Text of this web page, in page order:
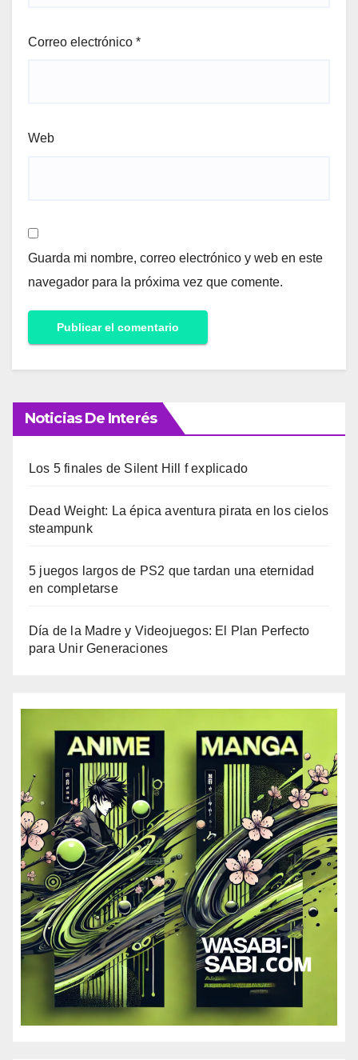
Correo electrónico *
Web
Guarda mi nombre, correo electrónico y web en este
navegador para la próxima vez que comente.
Noticias De Interés
Los 5 finales de Silent Hill f explicado
Dead Weight: La épica aventura pirata en los cielos
steampunk
5 juegos largos de PS2 que tardan una eternidad
en completarse
Día de la Madre y Videojuegos: El Plan Perfecto
para Unir Generaciones